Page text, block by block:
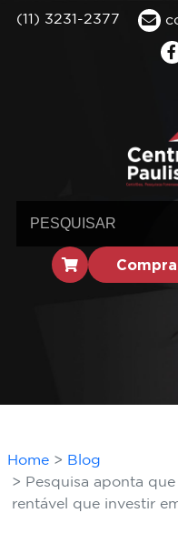
(11) 3231-2377
Home
Blog
Pesquisa aponta
rentável que investir